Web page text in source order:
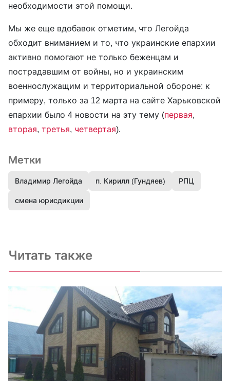
необходимости этой помощи.
Мы же еще вдобавок отметим, что Легойда
обходит вниманием и то, что украинские епархии
активно помогают не только беженцам и
пострадавшим от войны, но и украинским
военнослужащим и территориальной обороне: к
примеру, только за 12 марта на сайте Харьковской
епархии было 4 новости на эту тему (первая,
вторая, третья, четвертая).
Метки
Владимир Легойда п. Кирилл (Гундяев) РПЦ
смена юрисдикции
Читать также